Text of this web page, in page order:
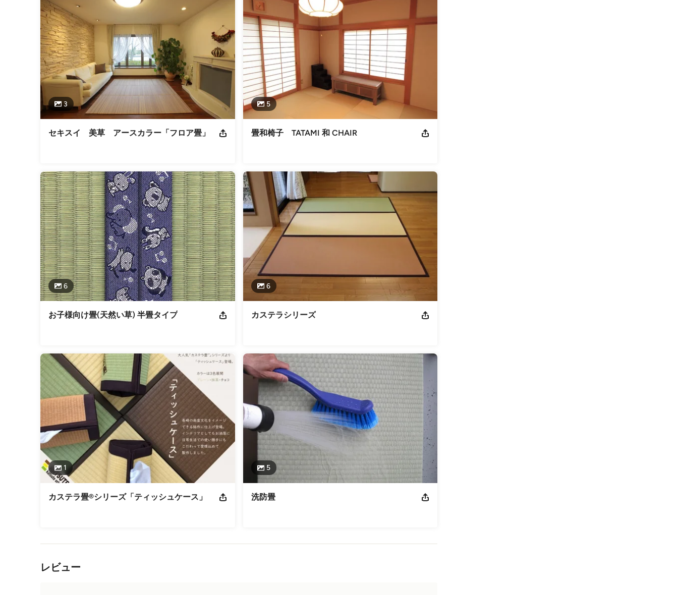
3
セキスイ 美草 アースカラー「フロア畳」
5
畳和椅子 TATAMI 和 CHAIR
6
お子様向け畳(天然い草) 半畳タイプ
6
カステラシリーズ
1
カステラ畳®シリーズ「ティッシュケース」
5
洗防畳
レビュー